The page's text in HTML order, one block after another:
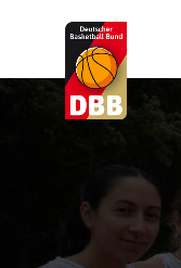
Suchvorschläge
Amet Valputo